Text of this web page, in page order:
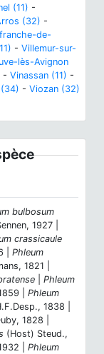
(11) -
(32) -
de-
- Villemur-sur-
lès-Avignon
- Vinassan (11) -
- Viozan (32)
bulbosum
1927 |
crassicaule
| Phleum
1821 |
Phleum
| Phleum
1838 |
1828 |
(Host) Steud.,
| Phleum